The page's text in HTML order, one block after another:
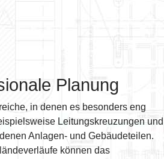
Planung
in denen es besonders eng
Leitungskreuzungen und
Anlagen- und Gebäudeteilen.
können das